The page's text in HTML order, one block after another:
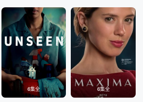
6集全 6集全